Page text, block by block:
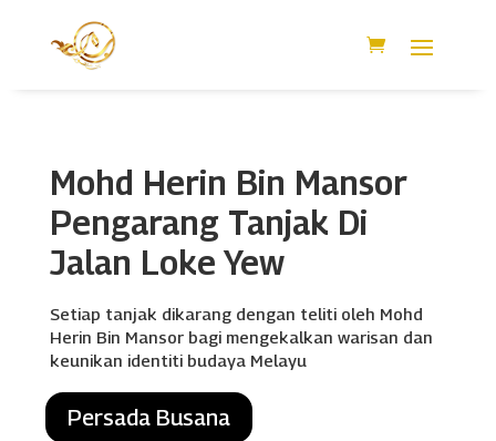
Mohd Herin Bin Mansor
Pengarang Tanjak Di
Jalan Loke Yew
Setiap tanjak dikarang dengan teliti oleh Mohd
Herin Bin Mansor bagi mengekalkan warisan dan
keunikan identiti budaya Melayu
Persada Busana